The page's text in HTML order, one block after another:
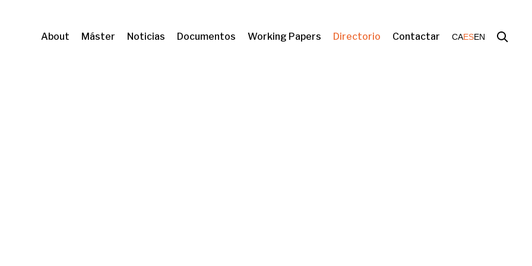
About Máster Noticias Documentos Working Papers Directorio Contactar CAESEN